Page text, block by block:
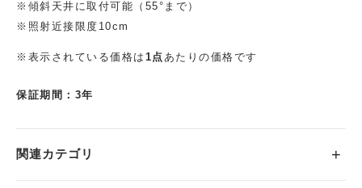
※傾斜天井に取付可能（55°まで）
※照射近接限度10cm
※表示されている価格は 1点あたりの価格です
保証期間：3年
関連カテゴリ